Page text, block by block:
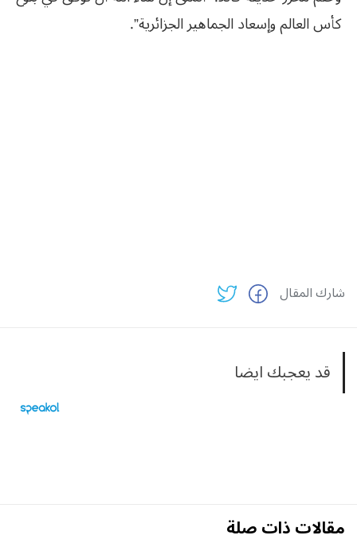
كأس العالم وإسعاد الجماهير الجزائرية”.
شارك المقال
قد يعجبك ايضا
مقالات ذات صلة